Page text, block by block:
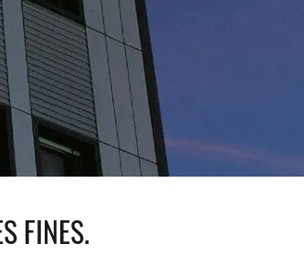
FINES.